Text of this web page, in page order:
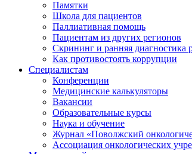
Памятки
Школа для пациентов
Паллиативная помощь
Пациентам из других регионов
Скрининг и ранняя диагностика
Как противостоять коррупции
Специалистам
Конференции
Медицинские калькуляторы
Вакансии
Образовательные курсы
Наука и обучение
Журнал «Поволжский
Ассоциация oнкологических